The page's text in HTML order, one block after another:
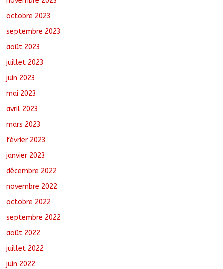
octobre 2023
septembre 2023
août 2023
juillet 2023
juin 2023
mai 2023
avril 2023
mars 2023
février 2023
janvier 2023
décembre 2022
novembre 2022
octobre 2022
septembre 2022
août 2022
juillet 2022
juin 2022